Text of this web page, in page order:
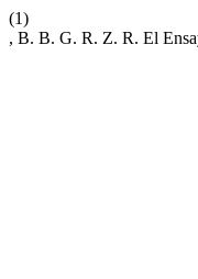
(1)
, B. B. G. R. Z. R. El